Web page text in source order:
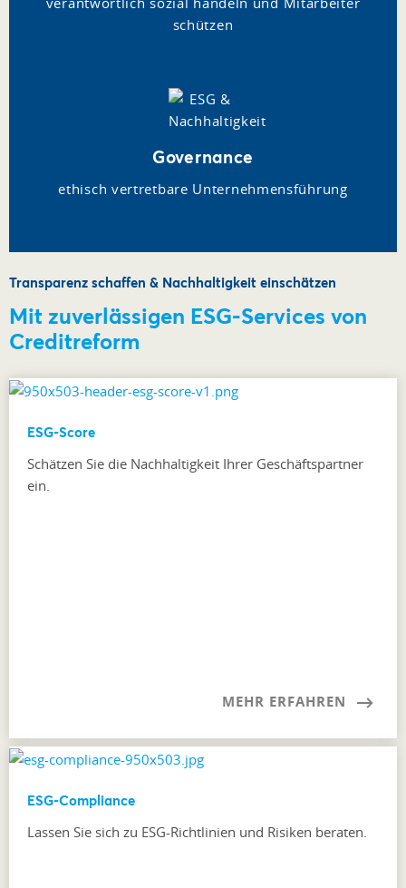
schützen
Governance
ethisch vertretbare Unternehmensführung
Transparenz schaffen & Nachhaltigkeit einschätzen
Mit zuverlässigen ESG-Services von
Creditreform
ESG-Score
Schätzen Sie die Nachhaltigkeit Ihrer Geschäftspartner
ein.
MEHR ERFAHREN
ESG-Compliance
Lassen Sie sich zu ESG-Richtlinien und Risiken beraten.